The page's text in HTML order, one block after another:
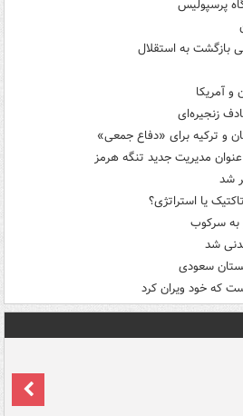
پرسپولیس
بازگشت به استقلال
و آمریکا
و ترکیه برای «دفاع جمعی»
مدیریت جدید تنگه هرمز
شد
یا استراتژی؟
به سرکوب
شد
سعودی
که خود ویران کرد